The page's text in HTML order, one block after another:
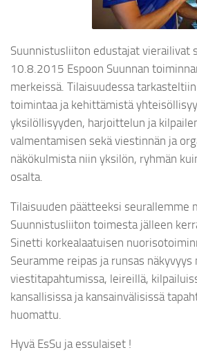
Suunnistusliiton edustajat vierailivat
10.8.2015 Espoon Suunnan
merkeissä. Tilaisuudessa
toimintaa ja kehittämistä
yksilöllisyyden, harjoittelun ja
valmentamisen sekä viestinnän ja
näkökulmista niin yksilön, ryhmän
osalta.
Tilaisuuden päätteeksi seurallemme
Suunnistusliiton toimesta jälleen
Sinetti korkealaatuisen
Seuramme reipas ja runsas näkyvyys
viestitapahtumissa, leireillä,
kansallisissa ja kansainvälisissä
huomattu.
Hyvä EsSu ja essulaiset !